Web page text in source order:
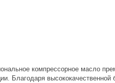
компрессорное масло
Благодаря